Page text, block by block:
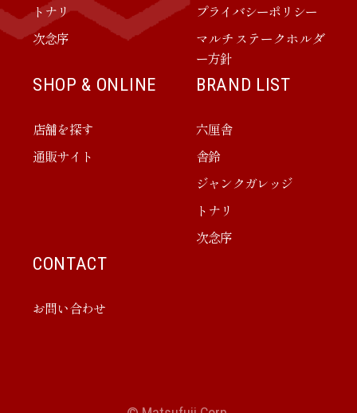
トナリ
次念序
プライバシーポリシー
マルチステークホルダ
ー方針
SHOP & ONLINE
店舗を探す
通販サイト
BRAND LIST
六厘舎
舎鈴
ジャンクガレッジ
トナリ
次念序
CONTACT
お問い合わせ